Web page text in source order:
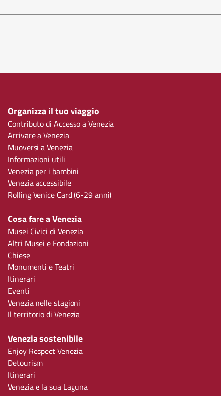
Organizza il tuo viaggio
Contributo di Accesso a Venezia
Arrivare a Venezia
Muoversi a Venezia
Informazioni utili
Venezia per i bambini
Venezia accessibile
Rolling Venice Card (6-29 anni)
Cosa fare a Venezia
Musei Civici di Venezia
Altri Musei e Fondazioni
Chiese
Monumenti e Teatri
Itinerari
Eventi
Venezia nelle stagioni
Il territorio di Venezia
Venezia sostenibile
Enjoy Respect Venezia
Detourism
Itinerari
Venezia e la sua Laguna